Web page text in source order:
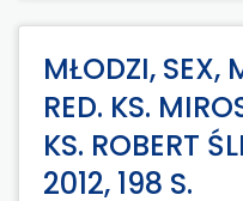
MŁODZI, SEX,
RED. KS.
KS. ROBERT
2012, 198 S.